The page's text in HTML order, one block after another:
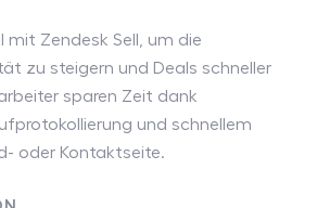
mit Zendesk Sell, um die
zu steigern und Deals schneller
sparen Zeit dank
und schnellem
oder Kontaktseite.